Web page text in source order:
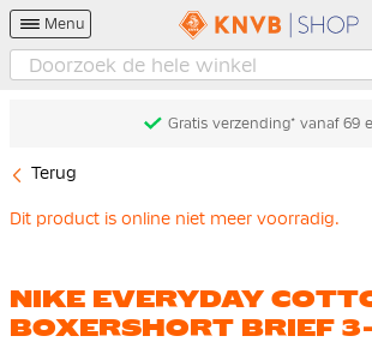
Menu
Gratis verzending* vanaf 69
Terug
Dit product is online niet meer voorradig.
NIKE EVERYDAY
BOXERSHORT BRIEF